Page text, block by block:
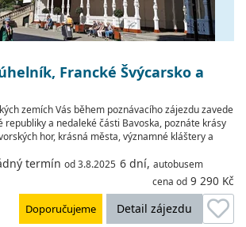
Francké Švýcarsko a
zemích Vás během poznávacího zájezdu zavede
republiky a nedaleké části Bavoska, poznáte krásy
hor, krásná města, významné kláštery a
termín od 3.8.2025 6 dní, autobusem
cena od 9 290 Kč
Detail zájezdu
Doporučujeme